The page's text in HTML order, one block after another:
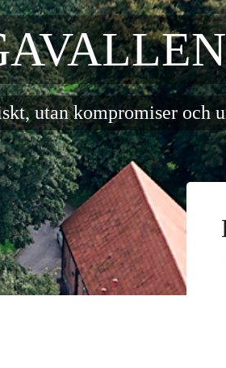
utan kompromiser och